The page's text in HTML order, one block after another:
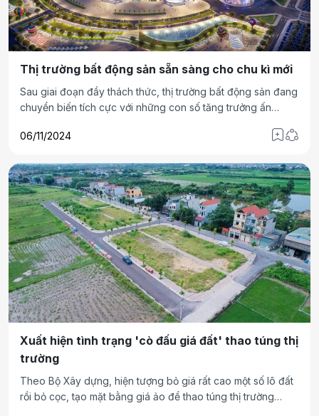
Thị trường bất động sản sẵn sàng cho chu kì mới
Sau giai đoạn đầy thách thức, thị trường bất động sản đang
chuyển biến tích cực với những con số tăng trưởng ấn
với sự trỗi dậy của những địa hạt đầu tư mới. Tại Hà Nội, sự
tiền: khu vực Đông Bắc thủ đô.
06/11/2024
Xuất hiện tình trạng 'cò đấu giá đất' thao túng thị
trường
Theo Bộ Xây dựng, hiện tượng bỏ giá rất cao một số lô đất
rồi bỏ cọc, tạo mặt bằng giá ảo để thao túng thị trường